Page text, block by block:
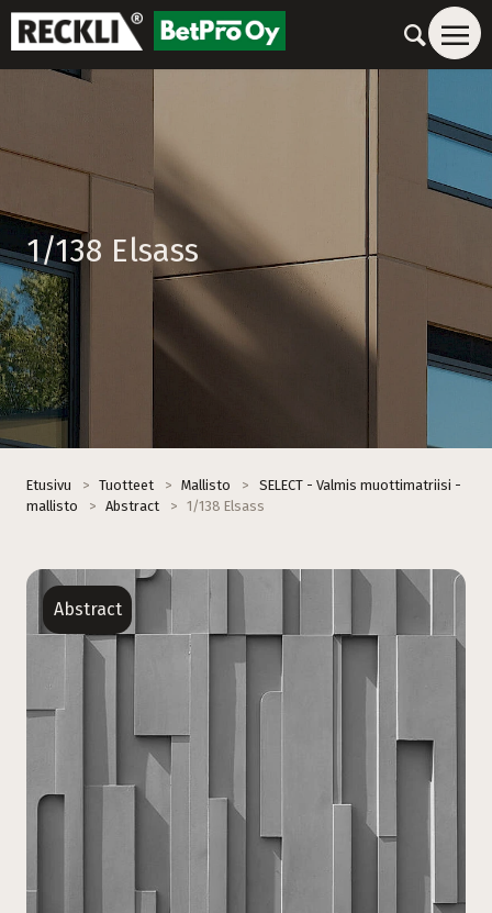
1/138 Elsass
Etusivu > Tuotteet > Mallisto >
SELECT - Valmis muottimatriisi -
mallisto
> Abstract > 1/138 Elsass
Abstract